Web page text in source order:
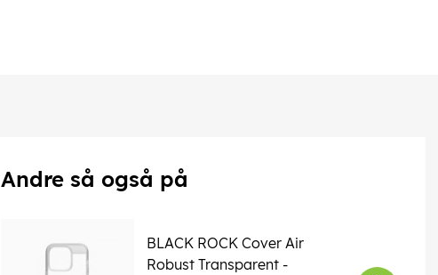
Andre så også på
BLACK ROCK Cover Air
Robust Transparent -